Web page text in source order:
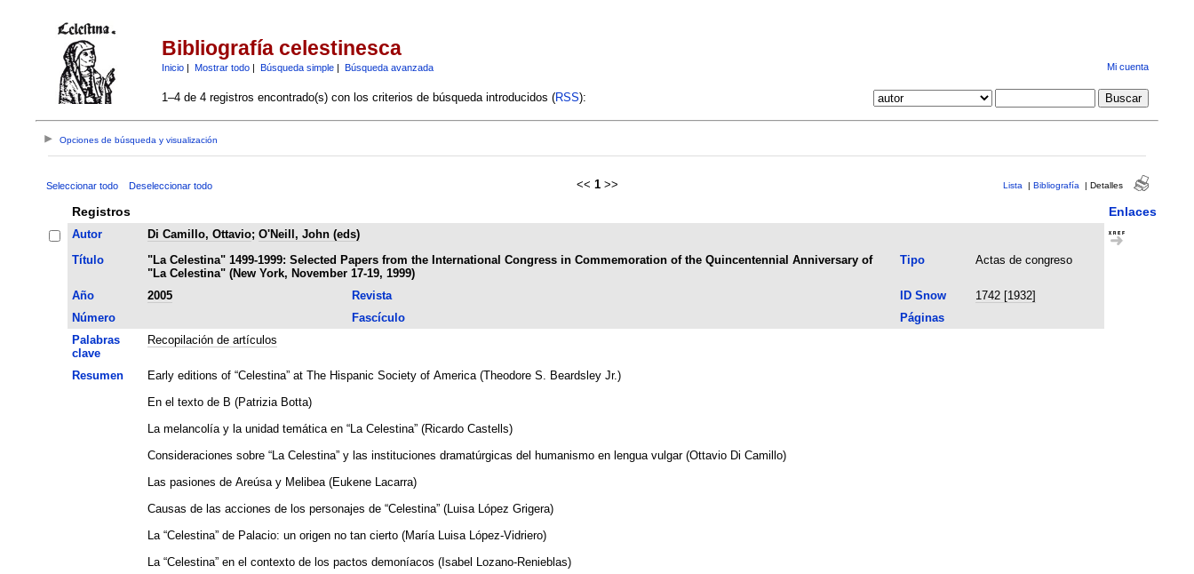
Bibliografía celestinesca
Inicio| Mostrar todo| Búsqueda simple| Búsqueda avanzada Mi cuenta
1–4 de 4 registros encontrado(s) con los criterios de búsqueda introducidos (RSS):
Opciones de búsqueda y visualización
Seleccionar todo Deseleccionar todo << 1 >> Lista | Bibliografía | Detalles
Registros Enlaces
Autor Di Camillo, Ottavio; O'Neill, John (eds)
Título
"La Celestina" 1499-1999: Selected Papers from the International Congress in Commemoration of the Quincentennial Anniversary of
"La Celestina" (New York, November 17-19, 1999)
Tipo Actas de congreso
Año 2005 Revista ID Snow
1742 [1932]
Número
Fascículo
Páginas
Palabras
clave
Recopilación de artículos
Resumen
Early editions of “Celestina” at The Hispanic Society of America (Theodore S. Beardsley Jr.)
En el texto de B (Patrizia Botta)
La melancolía y la unidad temática en “La Celestina” (Ricardo Castells)
Consideraciones sobre “La Celestina” y las instituciones dramatúrgicas del humanismo en lengua vulgar (Ottavio Di Camillo)
Las pasiones de Areúsa y Melibea (Eukene Lacarra)
Causas de las acciones de los personajes de “Celestina” (Luisa López Grigera)
La “Celestina” de Palacio: un origen no tan cierto (María Luisa López-Vidriero)
La “Celestina” en el contexto de los pactos demoníacos (Isabel Lozano-Renieblas)